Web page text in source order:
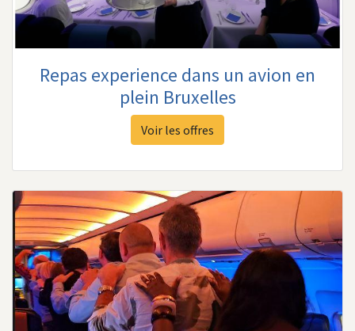
Repas experience dans un avion en
plein Bruxelles
Voir les offres